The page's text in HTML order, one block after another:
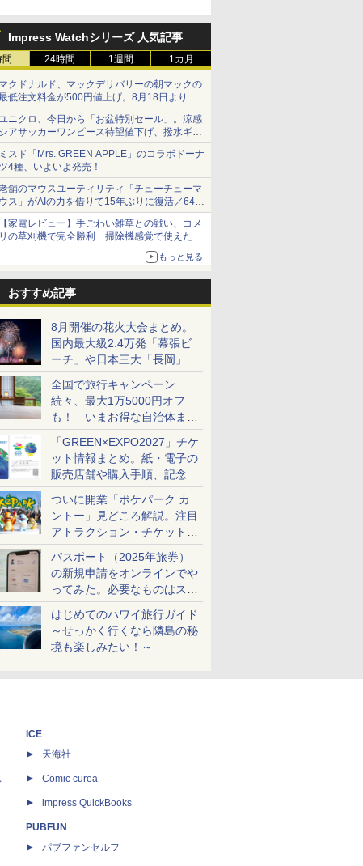
Impress Watchシリーズ 人気記事
間 24時間 1週間 1カ月
マクドナルド、マックデリバリーの朝マックの
低注文料金が500円値上げ。8月18日より
円から受付
ニクロ、今日から「お盆特別セール」。涼感
シアサッカーワンピース待望値下げ、撥水ギア
ョーツは1990円に
ミスド「Mrs. GREEN APPLE」のコラボドーナ
ツ4種、いよいよ発売！
舗のマウスユーティリティ「チューチューマ
ウス」がAIの力を借りて15年ぶりに復活／64bit
、Windows 10/11、「Chrome」も走り回
る。復活記念で2026年末まで500円
【家電レビュー】手ごわい雑草との戦い、コメ
リの草刈機で完全勝利 掃除機感覚で使えた
もっと見る
おすすめ記事
8月開催の花火大会まとめ。
国内最大級2.4万発「幕張ビ
ーチ」や日本三大「長岡」な
ど大型イベント目白押し！
全国で旅行キャンペーン
続々、最大1万5000円オフ
も！ いまお得な自治体まと
め
「GREEN×EXPO2027」チケ
ット情報まとめ。紙・電子の
販売店舗や購入手順、記念チ
ケットも解説
ついに開業「ポケパーク カ
ントー」見どころ解説。注目
アトラクション・チケット手
配・来場前に必要な準備は？
パスポート（2025年旅券）
の新規申請をオンラインでや
ってみた。必要なものはスマ
ホとマイナカードのみ
はじめてのハワイ旅行ガイド
～せっかく行くなら隣島の秘
境も楽しみたい！～
ICE
天海社
Comic curea
impress QuickBooks
PUBFUN
パブファンセルフ